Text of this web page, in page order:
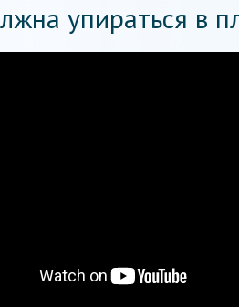
упираться в